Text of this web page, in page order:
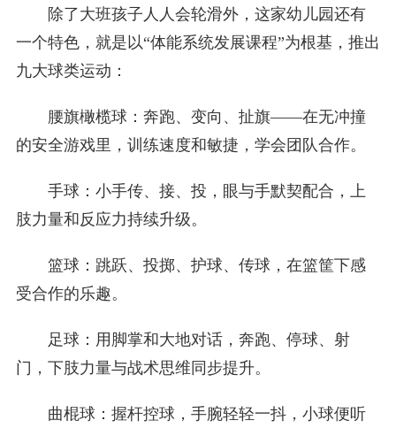
除了大班孩子人人会轮滑外，这家幼儿园还有
一个特色，就是以“体能系统发展课程”为根基，推出
九大球类运动：
腰旗橄榄球：奔跑、变向、扯旗——在无冲撞
的安全游戏里，训练速度和敏捷，学会团队合作。
手球：小手传、接、投，眼与手默契配合，上
肢力量和反应力持续升级。
篮球：跳跃、投掷、护球、传球，在篮筐下感
受合作的乐趣。
足球：用脚掌和大地对话，奔跑、停球、射
门，下肢力量与战术思维同步提升。
曲棍球：握杆控球，手腕轻轻一抖，小球便听